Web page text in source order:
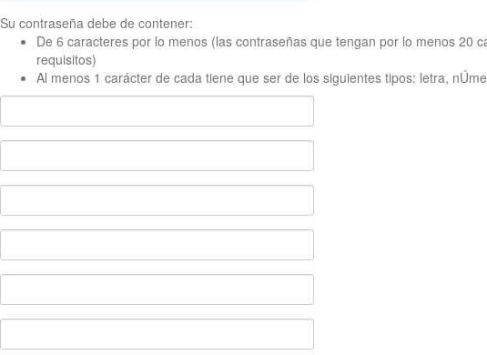
Su contraseña debe de contener:
De 6 caracteres por lo menos (las contraseñas que tengan por lo menos 20
requisitos)
Al menos 1 carácter de cada tiene que ser de los siguientes tipos: letra,